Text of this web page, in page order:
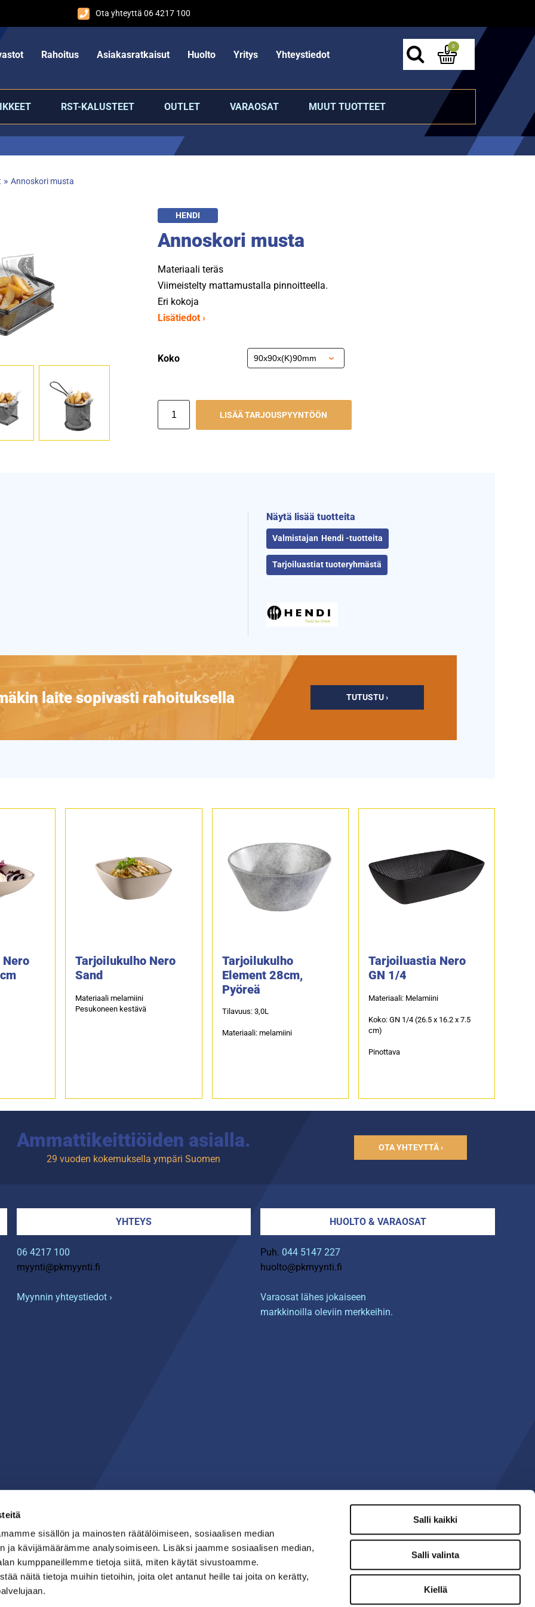
sisällön ja mainosten räätälöimiseen, sosiaalisen median
ja kävijämäärämme analysoimiseen. Lisäksi jaamme sosiaalisen median,
kumppaneillemme tietoja siitä, miten käytät sivustoamme.
näitä tietoja muihin tietoihin, joita olet antanut heille tai joita on kerätty,
Salli kaikki
Salli valinta
Kiellä
Ota yhteyttä 06 4217 100
Rahoitus Asiakasratkaisut Huolto Yritys Yhteystiedot
0
RST-KALUSTEET OUTLET VARAOSAT MUUT TUOTTEET
» Annoskori musta
HENDI
Annoskori musta
Materiaali teräs
Viimeistelty mattamustalla pinnoitteella.
Eri kokoja
Lisätiedot ›
Koko
LISÄÄ TARJOUSPYYNTÖÖN
Näytä lisää tuotteita
Hendi -tuotteita
Tarjoiluastiat tuoteryhmästä
laite sopivasti rahoituksella TUTUSTU ›
Tarjoilukulho Nero
Sand
Materiaali melamiini
Pesukoneen kestävä
Tarjoilukulho
Element 28cm,
Pyöreä
Tilavuus: 3,0L
Materiaali: melamiini
Tarjoiluastia Nero
GN 1/4
Materiaali: Melamiini
Koko: GN 1/4 (26.5 x 16.2 x 7.5
cm)
Pinottava
Ammattikeittiöiden asialla.
29 vuoden kokemuksella ympäri Suomen
OTA YHTEYTTÄ ›
YHTEYS
06 4217 100
myynti@pkmyynti.fi
Myynnin yhteystiedot ›
HUOLTO & VARAOSAT
Puh. 044 5147 227
huolto@pkmyynti.fi
Varaosat lähes jokaiseen
markkinoilla oleviin merkkeihin.